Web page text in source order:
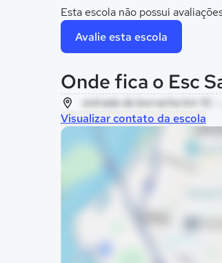
Esta escola não possui
Avalie esta escola
Onde fica o Esc
estrada da borracha km 10, -
Visualizar contato da escola